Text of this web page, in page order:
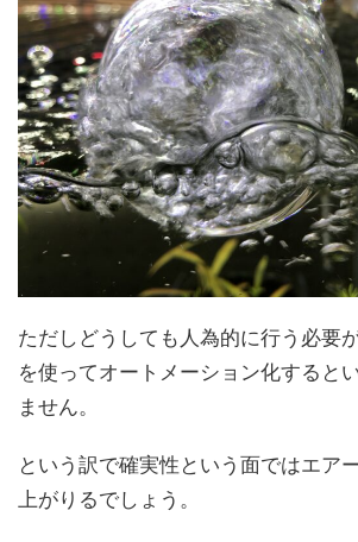
ただしどうしても人為的に行う必要
を使ってオートメーション化すると
ません。
という訳で確実性という面ではエア
上がりるでしょう。